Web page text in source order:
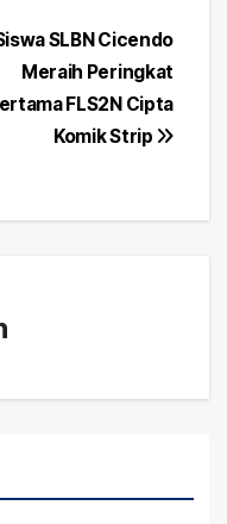
SLBN Cicendo
Meraih Peringkat
FLS2N Cipta
Komik Strip